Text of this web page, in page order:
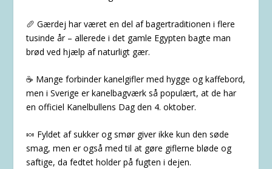
🥖 Gærdej har været en del af bagertraditionen i flere
tusinde år – allerede i det gamle Egypten bagte man
brød ved hjælp af naturligt gær.
☕ Mange forbinder kanelgifler med hygge og kaffebord,
men i Sverige er kanelbagværk så populært, at de har
en officiel Kanelbullens Dagden 4. oktober.
🍬 Fyldet af sukker og smør giver ikke kun den søde
smag, men er også med til at gøre giflerne bløde og
saftige, da fedtet holder på fugten i dejen.